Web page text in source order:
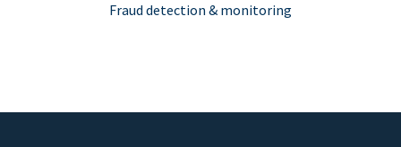
Fraud detection & monitoring